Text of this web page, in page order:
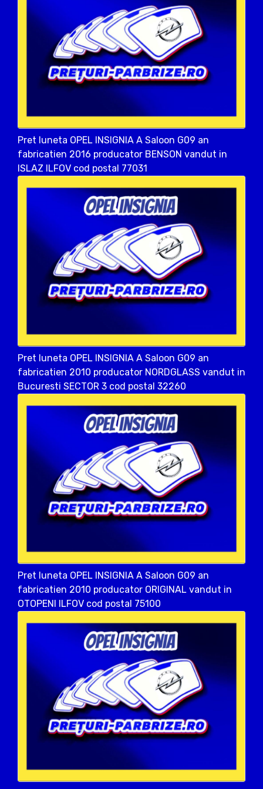
Pret luneta OPEL INSIGNIA A Saloon G09 an
fabricatien 2016 producator BENSON vandut in
ISLAZ ILFOV cod postal 77031
Pret luneta OPEL INSIGNIA A Saloon G09 an
fabricatien 2010 producator NORDGLASS vandut in
Bucuresti SECTOR 3 cod postal 32260
Pret luneta OPEL INSIGNIA A Saloon G09 an
fabricatien 2010 producator ORIGINAL vandut in
OTOPENI ILFOV cod postal 75100